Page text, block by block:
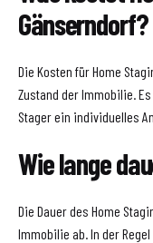
Gänserndorf?
Die Kosten für Home
Zustand der Immobilie.
Stager ein individuelles
Wie lange
Die Dauer des Home
Immobilie ab. In der